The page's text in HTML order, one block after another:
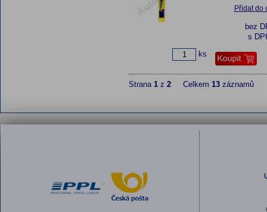
Přidat do
bez
s
ks
Strana 1z 2Celkem 13záznamů